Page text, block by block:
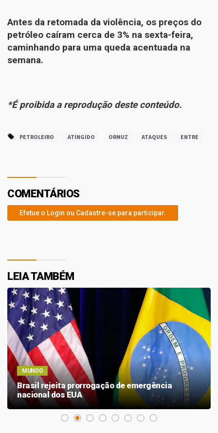
Antes da retomada da violência, os preços do
petróleo caíram cerca de 3% na sexta-feira,
caminhando para uma queda acentuada na
semana.
*É proibida a reprodução deste conteúdo.
PETROLEIRO ATINGIDO ORMUZ ATAQUES ENTRE
COMENTÁRIOS
Efetue o Login ou Cadastre-se para participar.
LEIA TAMBÉM
MUNDO
Brasil rejeita prorrogação de emergência
nacional dos EUA